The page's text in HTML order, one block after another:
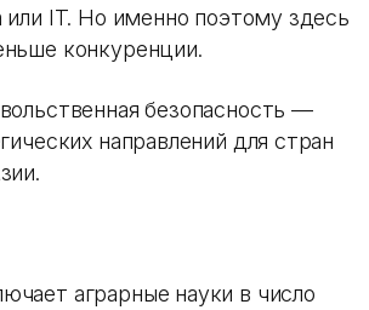
IT. Но именно поэтому здесь
конкуренции.
безопасность —
направлений для стран
аграрные науки в число